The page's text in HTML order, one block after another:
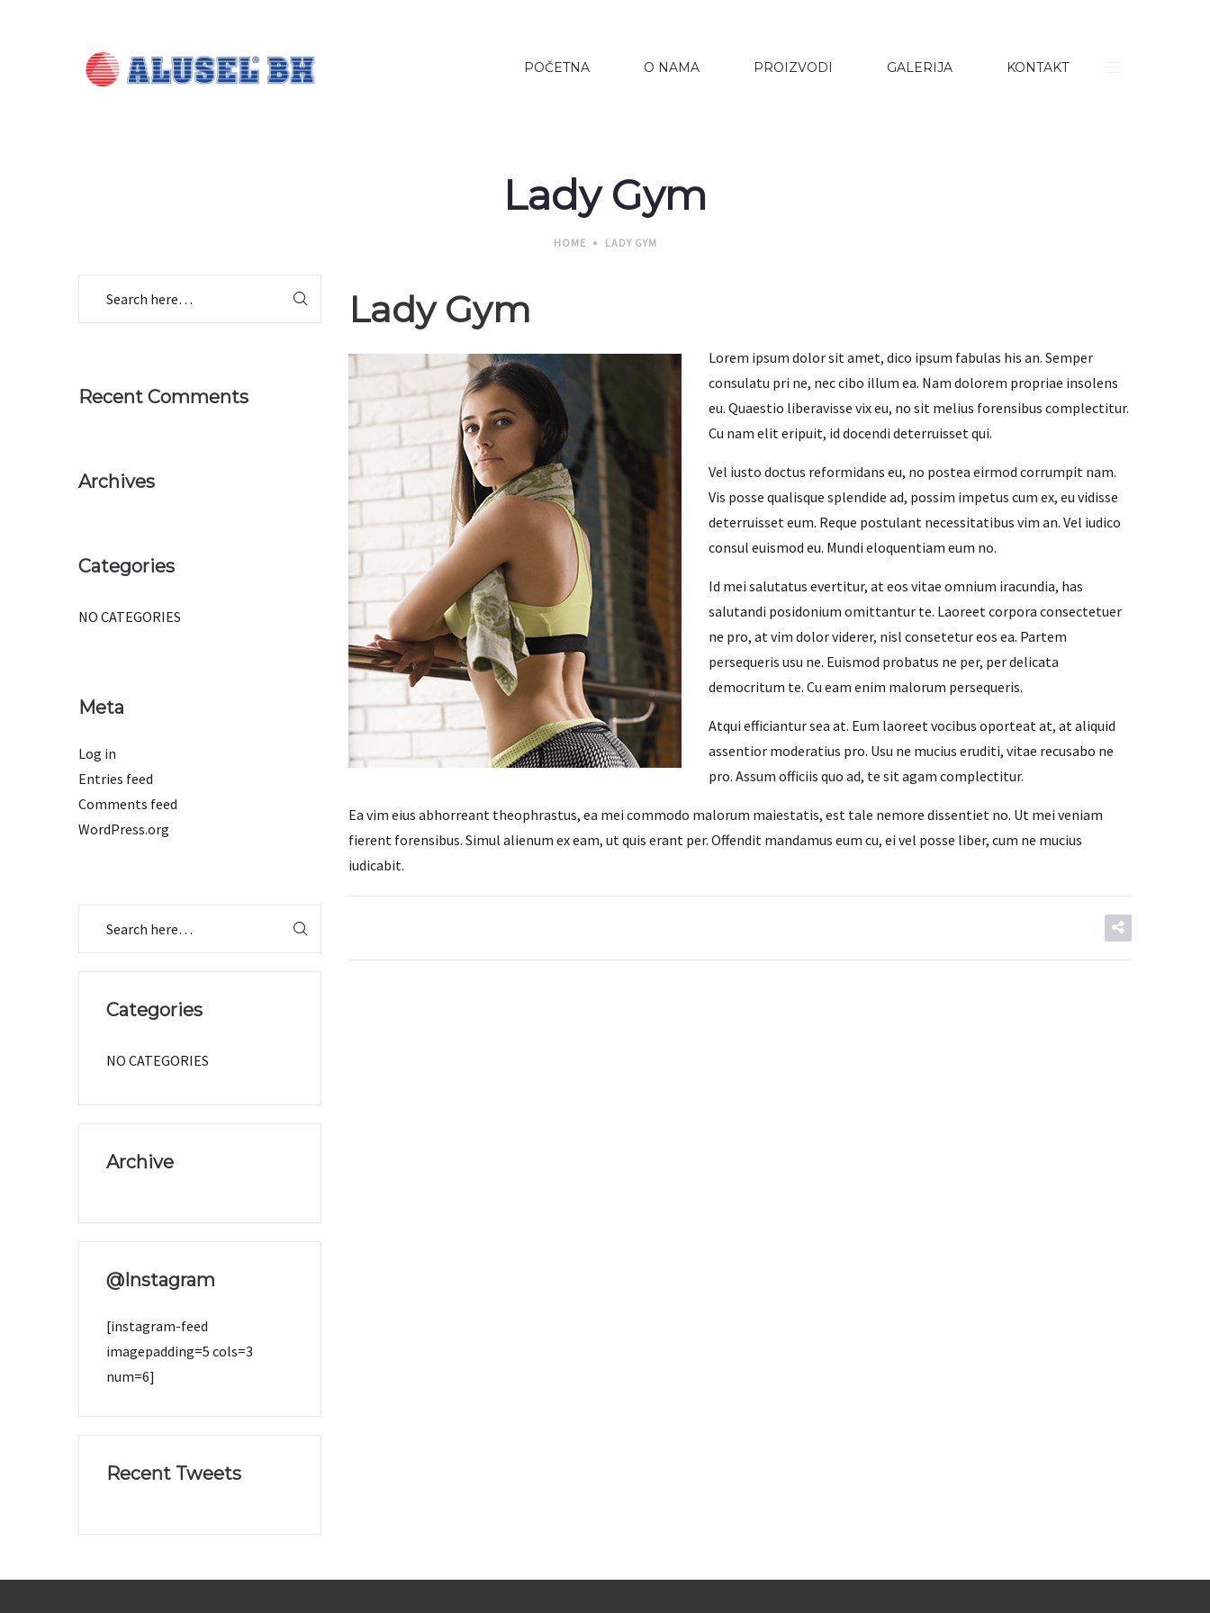
POČETNA O NAMA PROIZVODI GALERIJA KONTAKT
Lady Gym
HOME LADY GYM
Lady Gym
Lorem ipsum dolor sit amet, dico ipsum fabulas his an. Semper
consulatu pri ne, nec cibo illum ea. Nam dolorem propriae insolens
eu. Quaestio liberavisse vix eu, no sit melius forensibus complectitur.
Cu nam elit eripuit, id docendi deterruisset qui.
Vel iusto doctus reformidans eu, no postea eirmod corrumpit nam.
Vis posse qualisque splendide ad, possim impetus cum ex, eu vidisse
deterruisset eum. Reque postulant necessitatibus vim an. Vel iudico
consul euismod eu. Mundi eloquentiam eum no.
Id mei salutatus evertitur, at eos vitae omnium iracundia, has
salutandi posidonium omittantur te. Laoreet corpora consectetuer
ne pro, at vim dolor viderer, nisl consetetur eos ea. Partem
persequeris usu ne. Euismod probatus ne per, per delicata
democritum te. Cu eam enim malorum persequeris.
Atqui efficiantur sea at. Eum laoreet vocibus oporteat at, at aliquid
assentior moderatius pro. Usu ne mucius eruditi, vitae recusabo ne
pro. Assum officiis quo ad, te sit agam complectitur.
Ea vim eius abhorreant theophrastus, ea mei commodo malorum maiestatis, est tale nemore dissentiet no. Ut mei veniam
fierent forensibus. Simul alienum ex eam, ut quis erant per. Offendit mandamus eum cu, ei vel posse liber, cum ne mucius
iudicabit.
Recent Comments
Archives
Categories
NO CATEGORIES
Meta
Log in
Entries feed
Comments feed
WordPress.org
Categories
NO CATEGORIES
Archive
@Instagram
[instagram-feed
imagepadding=5 cols=3
num=6]
Recent Tweets